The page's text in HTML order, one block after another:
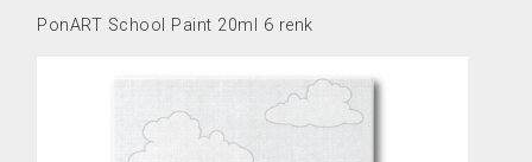
PonART School Paint 20ml 6 renk